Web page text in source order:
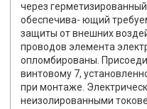
через
обеспечива- ющий
защиты от внешних
проводов элемента
опломбированы.
винтовому 7,
при монтаже.
неизолированными